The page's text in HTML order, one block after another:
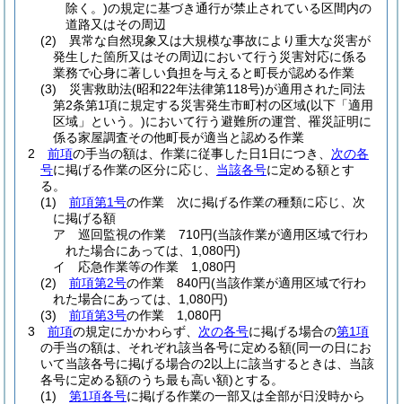
除く。)の規定に基づき通行が禁止されている区間内の
道路又はその周辺
(2)
異常な自然現象又は大規模な事故により重大な災害が
発生した箇所又はその周辺において行う災害対応に係る
業務で心身に著しい負担を与えると町長が認める作業
(3)
災害救助法(昭和22年法律第118号)が適用された同法
第2条第1項に規定する災害発生市町村の区域(以下「適用
区域」という。)において行う避難所の運営、罹災証明に
係る家屋調査その他町長が適当と認める作業
2
前項の手当の額は、作業に従事した日1日につき、 次の各
号に掲げる作業の区分に応じ、 当該各号に定める額とす
る。
(1)
前項第1号の作業 次に掲げる作業の種類に応じ、次
に掲げる額
ア
巡回監視の作業 710円(当該作業が適用区域で行わ
れた場合にあっては、1,080円)
イ
応急作業等の作業 1,080円
(2)
前項第2号の作業 840円(当該作業が適用区域で行わ
れた場合にあっては、1,080円)
(3)
前項第3号の作業 1,080円
3
前項の規定にかかわらず、 次の各号に掲げる場合の第1項
の手当の額は、それぞれ該当各号に定める額(同一の日にお
いて当該各号に掲げる場合の2以上に該当するときは、当該
各号に定める額のうち最も高い額)とする。
(1)
第1項各号に掲げる作業の一部又は全部が日没時から